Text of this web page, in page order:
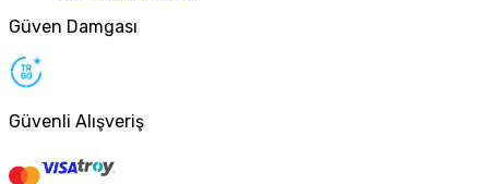
Güven Damgası
Güvenli Alışveriş